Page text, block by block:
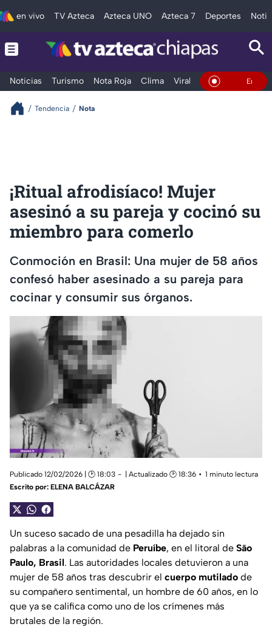
en vivo TV Azteca Azteca UNO Azteca 7 Deportes
Noticias Turismo Nota Roja Clima Viral y Tendencia En Vivo
Tendencia Nota
¡Ritual afrodisíaco! Mujer
asesinó a su pareja y cocinó su
miembro para comerlo
Conmoción en Brasil: Una mujer de 58 años
confesó haber asesinado a su pareja para
cocinar y consumir sus órganos.
Publicado 12/02/2026 | 🕑 18:03 | Actualizado 🕑 18:36
1 minuto lectura
Escrito por: ELENA BALCÁZAR
Un suceso sacado de una pesadilla ha dejado sin
palabras a la comunidad de Peruíbe, en el litoral de São
Paulo, Brasil. Las autoridades locales detuvieron a una
mujer de 58 años tras descubrir el cuerpo mutilado de
su compañero sentimental, un hombre de 60 años, en lo
que ya se califica como uno de los crímenes más
brutales de la región.